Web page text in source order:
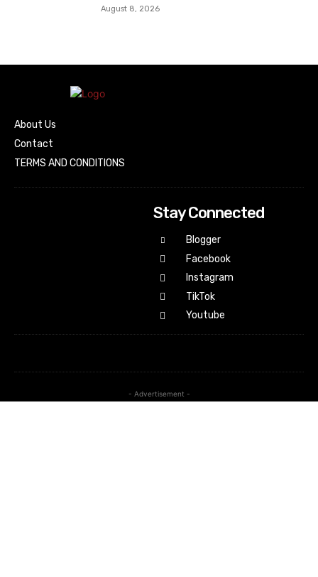
August 8, 2026
About Us
Contact
TERMS AND CONDITIONS
Stay Connected
Blogger
Facebook
Instagram
TikTok
Youtube
- Advertisement -